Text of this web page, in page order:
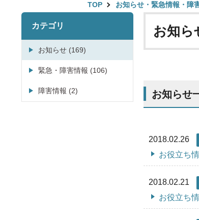
TOP お知らせ・緊急情報・障
お知ら
お知らせ
2018.02.26
お役立ち
2018.02.21
お役立ち
カテゴリ
お知らせ (169)
緊急・障害情報 (106)
障害情報 (2)